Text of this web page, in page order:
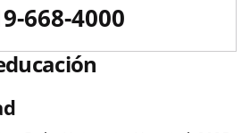
668-4000